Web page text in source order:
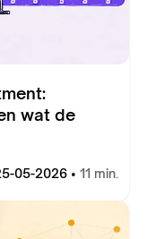
wat de
05-2026 • 11 min.